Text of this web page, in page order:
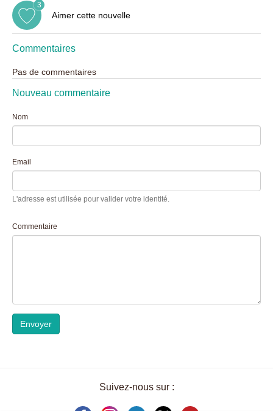
Aimer cette nouvelle
3
Commentaires
Pas de commentaires
Nouveau commentaire
Nom
Email
L'adresse est utilisée pour valider votre identité.
Commentaire
Envoyer
Suivez-nous sur :